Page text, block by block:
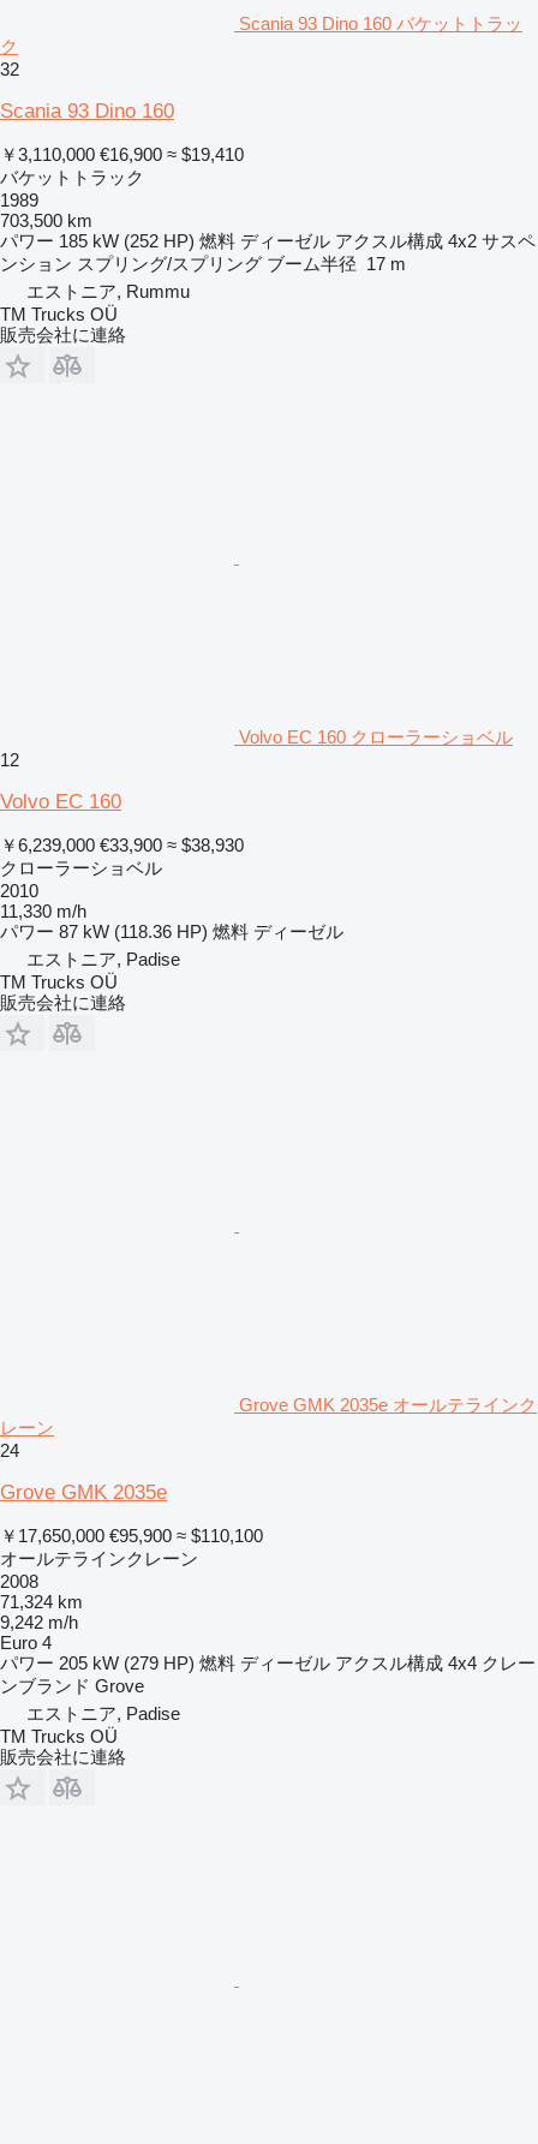
Scania 93 Dino 160 バケットトラッ
ク
32
Scania 93 Dino 160
￥3,110,000 €16,900 ≈ $19,410
バケットトラック
1989
703,500 km
パワー 185 kW (252 HP) 燃料 ディーゼル アクスル構成 4x2 サスペ
ンション スプリング/スプリング ブーム半径 17 m
エストニア, Rummu
TM Trucks OÜ
販売会社に連絡
Volvo EC 160 クローラーショベル
12
Volvo EC 160
￥6,239,000 €33,900 ≈ $38,930
クローラーショベル
2010
11,330 m/h
パワー 87 kW (118.36 HP) 燃料 ディーゼル
エストニア, Padise
TM Trucks OÜ
販売会社に連絡
Grove GMK 2035e オールテラインク
レーン
24
Grove GMK 2035e
￥17,650,000 €95,900 ≈ $110,100
オールテラインクレーン
2008
71,324 km
9,242 m/h
Euro 4
パワー 205 kW (279 HP) 燃料 ディーゼル アクスル構成 4x4 クレー
ンブランド Grove
エストニア, Padise
TM Trucks OÜ
販売会社に連絡